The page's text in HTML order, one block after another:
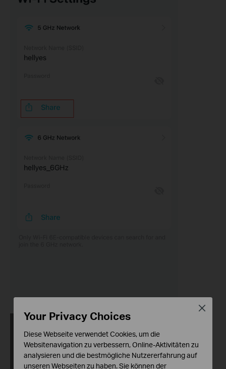
Your Privacy Choices
Diese Webseite verwendet Cookies, um die
Websitenavigation zu verbessern, Online-Aktivitäten zu
analysieren und die bestmögliche Nutzererfahrung auf
unseren Webseiten zu haben. Sie können der
Close